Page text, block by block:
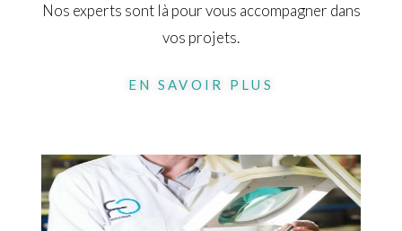
Nos experts sont là pour vous accompagner dans
vos projets.
EN SAVOIR PLUS